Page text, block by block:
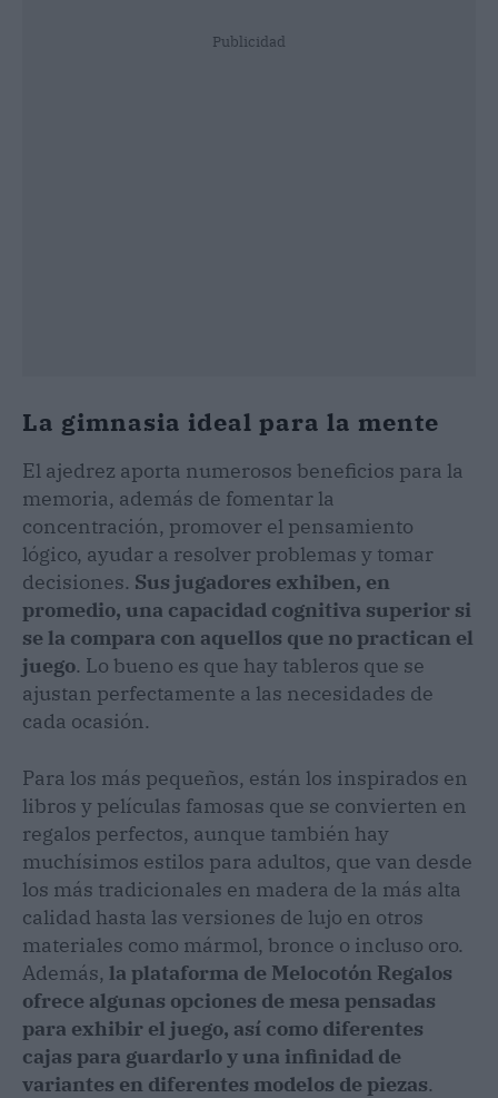
Publicidad
La gimnasia ideal para la mente
El ajedrez aporta numerosos beneficios para la
memoria, además de fomentar la
concentración, promover el pensamiento
lógico, ayudar a resolver problemas y tomar
decisiones. Sus jugadores exhiben, en
promedio, una capacidad cognitiva superior si
se la compara con aquellos que no practican el
juego. Lo bueno es que hay tableros que se
ajustan perfectamente a las necesidades de
cada ocasión.
Para los más pequeños, están los inspirados en
libros y películas famosas que se convierten en
regalos perfectos, aunque también hay
muchísimos estilos para adultos, que van desde
los más tradicionales en madera de la más alta
calidad hasta las versiones de lujo en otros
materiales como mármol, bronce o incluso oro.
Además, la plataforma de Melocotón Regalos
ofrece algunas opciones de mesa pensadas
para exhibir el juego, así como diferentes
cajas para guardarlo y una infinidad de
variantes en diferentes modelos de piezas.